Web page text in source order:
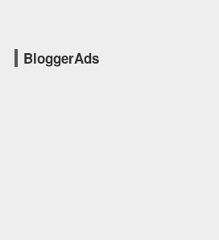
BloggerAds